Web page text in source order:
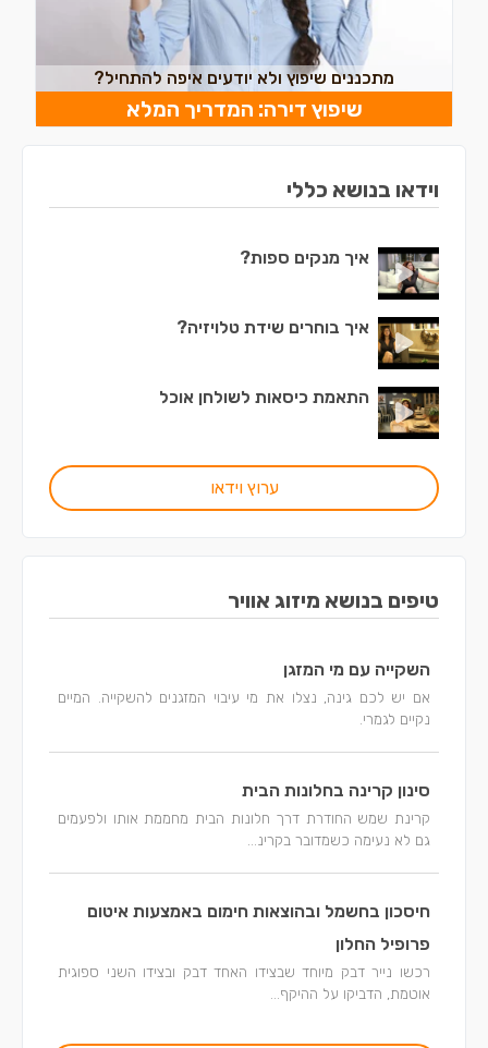
מתכננים שיפוץ ולא יודעים איפה להתחיל?
שיפוץ דירה: המדריך המלא
וידאו בנושא כללי
איך מנקים ספות?
איך בוחרים שידת טלויזיה?
התאמת כיסאות לשולחן אוכל
ערוץ וידאו
טיפים בנושא מיזוג אוויר
השקייה עם מי המזגן
אם יש לכם גינה, נצלו את מי עיבוי המזגנים להשקייה. המיים
נקיים לגמרי.
סינון קרינה בחלונות הבית
קרינת שמש החודרת דרך חלונות הבית מחממת אותו ולפעמים
גם לא נעימה כשמדובר בקרינ...
חיסכון בחשמל ובהוצאות חימום באמצעות איטום
פרופיל החלון
רכשו נייר דבק מיוחד שבצידו האחד דבק ובצידו השני ספוגית
אוטמת, הדביקו על ההיקף...